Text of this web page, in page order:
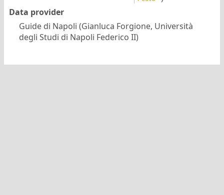
Data provider
Guide di Napoli (Gianluca Forgione, Università
degli Studi di Napoli Federico II)